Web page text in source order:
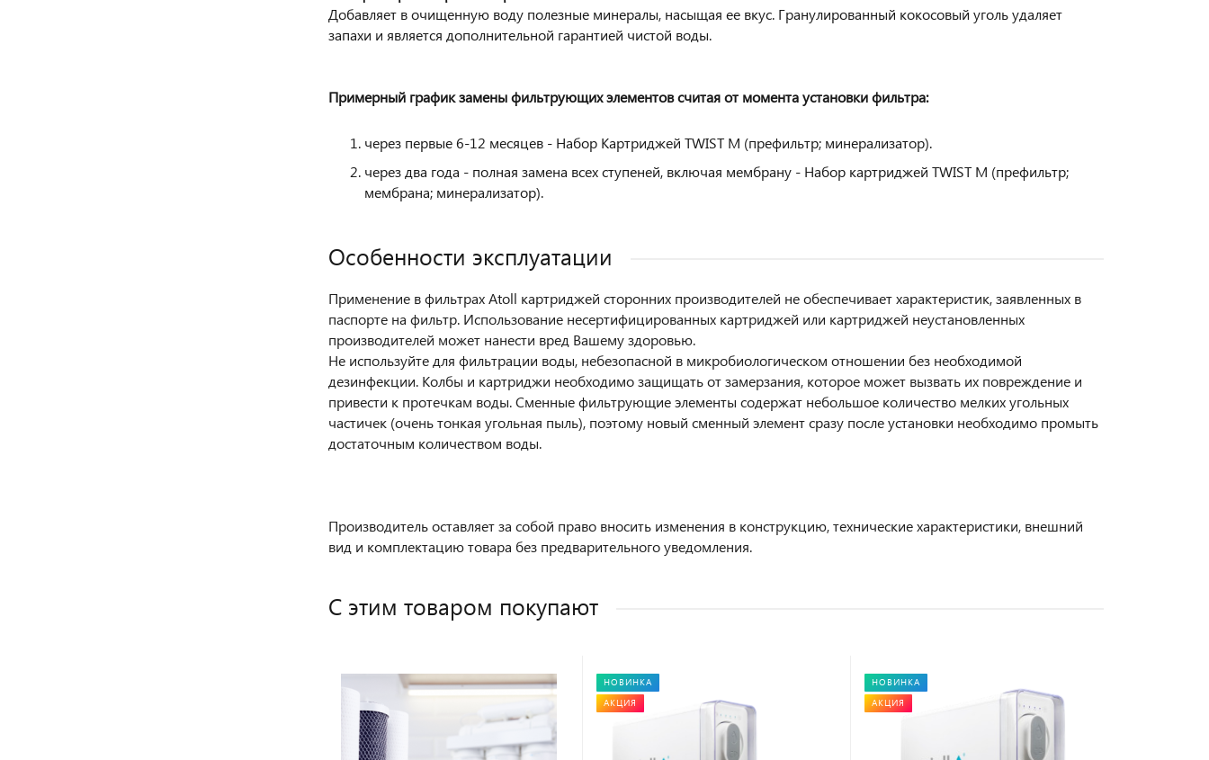
Добавляет в очищенную воду полезные минералы, насыщая ее вкус. Гранулированный кокосовый уголь удаляет
запахи и является дополнительной гарантией чистой воды.
Примерный график замены фильтрующих элементов считая от момента установки фильтра:
через первые 6-12 месяцев - Набор Картриджей TWIST M (префильтр; минерализатор).
через два года - полная замена всех ступеней, включая мембрану - Набор картриджей TWIST M (префильтр;
мембрана; минерализатор).
Особенности эксплуатации
Применение в фильтрах Atoll картриджей сторонних производителей не обеспечивает характеристик, заявленных в
паспорте на фильтр. Использование несертифицированных картриджей или картриджей неустановленных
производителей может нанести вред Вашему здоровью.
Не используйте для фильтрации воды, небезопасной в микробиологическом отношении без необходимой
дезинфекции. Колбы и картриджи необходимо защищать от замерзания, которое может вызвать их повреждение и
привести к протечкам воды. Сменные фильтрующие элементы содержат небольшое количество мелких угольных
частичек (очень тонкая угольная пыль), поэтому новый сменный элемент сразу после установки необходимо промыть
достаточным количеством воды.
Производитель оставляет за собой право вносить изменения в конструкцию, технические характеристики, внешний
вид и комплектацию товара без предварительного уведомления.
С этим товаром покупают
НОВИНКА
АКЦИЯ
НОВИНКА
АКЦИЯ